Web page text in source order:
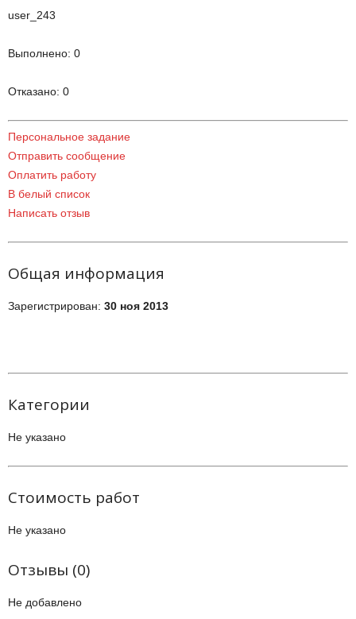
user_243
Выполнено: 0
Отказано: 0
Персональное задание
Отправить сообщение
Оплатить работу
В белый список
Написать отзыв
Общая информация
Зарегистрирован: 30 ноя 2013
Категории
Не указано
Стоимость работ
Не указано
Отзывы (0)
Не добавлено